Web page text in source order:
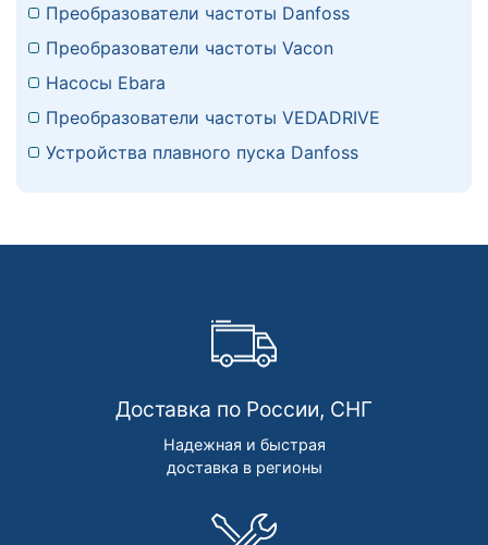
Преобразователи частоты Danfoss
Преобразователи частоты Vacon
Насосы Ebara
Преобразователи частоты VEDADRIVE
Устройства плавного пуска Danfoss
Доставка по России, СНГ
Надежная и быстрая
доставка в регионы